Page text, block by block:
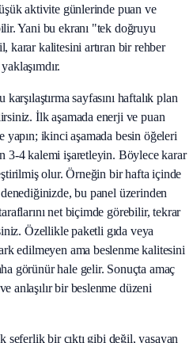
aktivite günlerinde puan ve
Yani bu ekranı "tek doğruyu
karar kalitesini artıran bir rehber
sayfasını haftalık plan
İlk aşamada enerji ve puan
yapın; ikinci aşamada besin öğeleri
3-4 kalemi işaretleyin. Böylece karar
olur. Örneğin bir hafta içinde
bu panel üzerinden
net biçimde görebilir, tekrar
Özellikle paketli gıda veya
edilmeyen ama beslenme kalitesini
görünür hale gelir. Sonuçta amaç
anlaşılır bir beslenme düzeni
seferlik bir çıktı gibi değil, yaşayan